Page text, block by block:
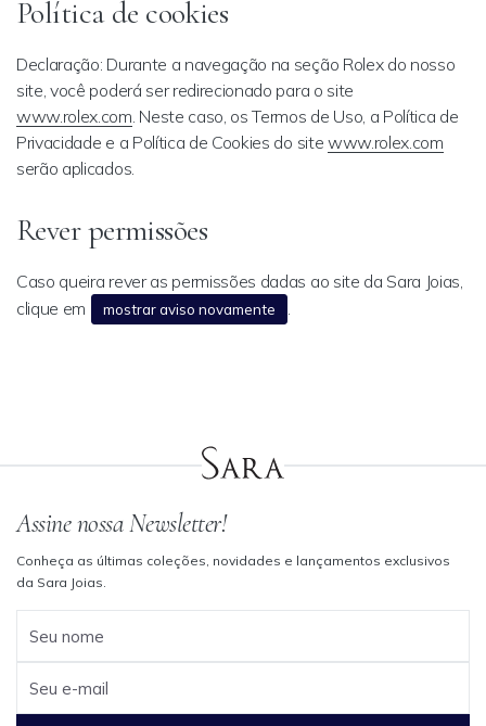
Política de cookies
Declaração: Durante a navegação na seção Rolex do nosso
site, você poderá ser redirecionado para o site
www.rolex.com. Neste caso, os Termos de Uso, a Política de
Privacidade e a Política de Cookies do site www.rolex.com
serão aplicados.
Rever permissões
Caso queira rever as permissões dadas ao site da Sara Joias,
clique em
mostrar aviso novamente .
Assine nossa Newsletter!
Conheça as últimas coleções, novidades e lançamentos exclusivos
da Sara Joias.
Seu nome
Seu e-mail